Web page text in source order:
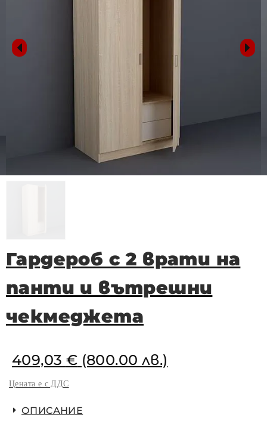
Гардероб с 2 врати на
панти и вътрешни
чекмеджета
409,03 € (800.00 лв.)
Цената е с ДДС
ОПИСАНИЕ